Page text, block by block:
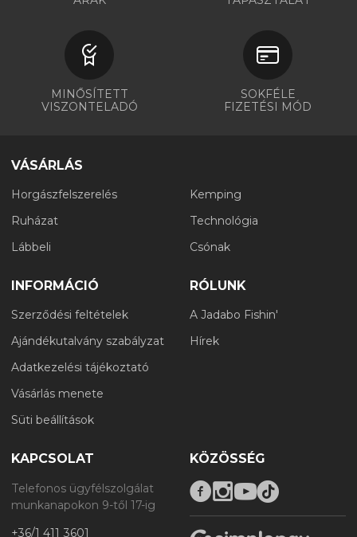
MINŐSÍTETT
VISZONTELADÓ
SOKFÉLE
FIZETÉSI MÓD
VÁSÁRLÁS
Horgászfelszerelés
Ruházat
Lábbeli
Kemping
Technológia
Csónak
INFORMÁCIÓ
Szerződési feltételek
Ajándékutalvány szabályzat
Adatkezelési tájékoztató
Vásárlás menete
Süti beállítások
RÓLUNK
A Jadabo Fishin'
Hírek
KAPCSOLAT
Telefonos ügyfélszolgálat
munkanapokon 9-től 17-ig
+36/1 411 3601
KÖZÖSSÉG